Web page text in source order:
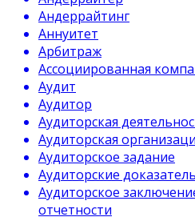
Андеррайтинг
Аннуитет
Арбитраж
Ассоциированная
Аудит
Аудитор
Аудиторская
Аудиторская
Аудиторское задание
Аудиторские
Аудиторское
отчетности